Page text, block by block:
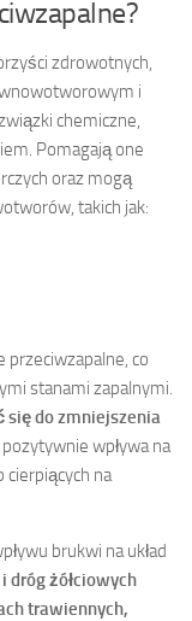
zdrowotnych,
i
chemiczne,
Pomagają one
oraz mogą
takich jak:
przeciwzapalne, co
stanami zapalnymi.
się do zmniejszenia
wpływa na
cierpiących na
brukwi na układ
dróg żółciowych
trawiennych,